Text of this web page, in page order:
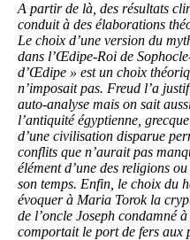
A partir de là, des résultats
conduit à des élaborations
Le choix d’une version du
dans l’Œdipe-Roi de
d’Œdipe » est un choix
n’imposait pas. Freud l’a
auto-analyse mais on sait
l’antiquité égyptienne,
d’une civilisation disparue
conflits que n’aurait pas
élément d’une des religions
son temps. Enfin, le choix du
évoquer à Maria Torok la
de l’oncle Joseph condamné
comportait le port de fers aux